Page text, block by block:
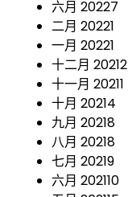
六月 20227
二月 20221
一月 20221
十二月 20212
十一月 20211
十月 20214
九月 20218
八月 20218
七月 20219
六月 202110